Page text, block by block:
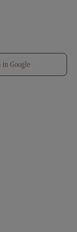
Google